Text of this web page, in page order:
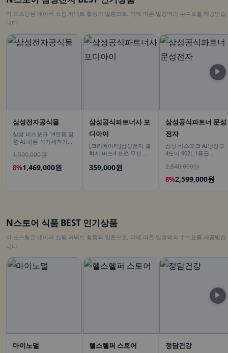
이 포스팅은 네이버 쇼핑 커넥트 활동의 일환으로, 이에 따른 일정액의 수수료를 제공받습
니다.
삼성전자공식몰
삼성 비스포크 14인용 열
풍 AI 히든 식기세척기
1,590,000원
8%1,469,000원
삼성공식파트너사 포
디아이
[크리에이터]삼성전자 갤
럭시 버즈4 프로 무선 블
R640N
359,000원
삼성공식파트너 문성
전자
삼성 비스포크 AI냉장고
4도어 902L 1등급
다크 메탈 푸드쇼케이스
2,840,000원
8%2,599,000원
▶
N스토어 식품 BEST 인기상품
이 포스팅은 네이버 쇼핑 커넥트 활동의 일환으로, 이에 따른 일정액의 수수료를 제공받습
니다.
마이노멀 헬스헬퍼 스토어 정담건강
▶